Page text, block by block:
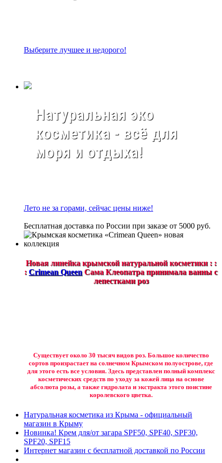
Выберите лучшее и недорого!
Натуральная эко
косметика - всё для
моря и отдыха!
Лето не за горами, сейчас цены ниже!
Бесплатная доставка по России при заказе от 5000 руб.
Новая линейка крымской натуральной косметики : :
: Crimean Queen Сама Клеопатра принимала ванны с
лепестками роз
Существует около 30 тысяч видов роз. Большое количество
сортов произрастает на солнечном Крымском полуострове, где
для этого есть все условия. Здесь представлен полный комплекс
косметических средств по уходу за кожей лица на основе
абсолюта розы, а также гидролата и экстракта этого поистине
королевского цветка.
Натуральная косметика из Крыма - официальный
магазин в Крыму
Новинка! Крем для/от загара SPF50, SPF40, SPF30,
SPF20, SPF15
Интернет магазин с бесплатной доставкой по России